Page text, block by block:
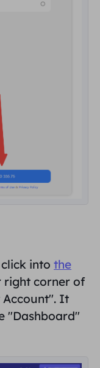
click intothe
right corner of
Account". It
"Dashboard"